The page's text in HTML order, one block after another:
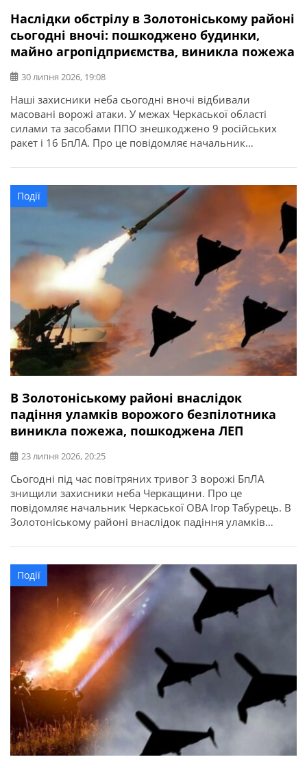
Наслідки обстрілу в Золотоніському районі
сьогодні вночі: пошкоджено будинки,
майно агропідприємства, виникла пожежа
30 липня 2026, 19:08
Наші захисники неба сьогодні вночі відбивали
масовані ворожі атаки. У межах Черкаської області
силами та засобами ППО знешкоджено 9 російських
ракет і 16 БпЛА. Про це повідомляє начальник
внаслідок падіння уламків БпЛА на проїжджу частину
пошкоджено кілька сусідніх домоволодінь. В іншому
випадку — виникла пожежа на відкритій території. […]
Події
В Золотоніському районі внаслідок
падіння уламків ворожого безпілотника
виникла пожежа, пошкоджена ЛЕП
23 липня 2026, 20:25
Сьогодні під час повітряних тривог 3 ворожі БпЛА
знищили захисники неба Черкащини. Про це
повідомляє начальник Черкаської ОВА Ігор Табурець. В
Золотоніському районі внаслідок падіння уламків
електропередач. Усі потрібні служби працюють. На
щастя, минулось без травмованих.
Події